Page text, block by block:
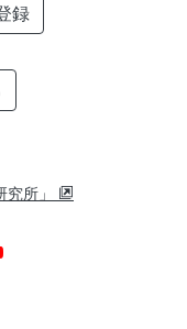
録
究所」